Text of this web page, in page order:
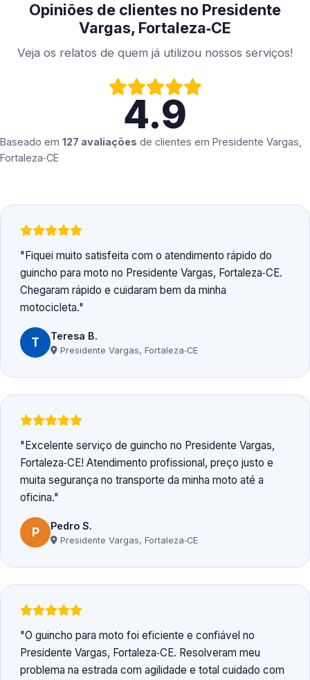
Opiniões de clientes no Presidente
Vargas, Fortaleza‑CE
Veja os relatos de quem já utilizou nossos serviços!
4.9
Baseado em 127 avaliações de clientes em Presidente Vargas,
Fortaleza‑CE
Fiquei muito satisfeita com o atendimento rápido do
guincho para moto no Presidente Vargas, Fortaleza‑CE.
Chegaram rápido e cuidaram bem da minha
motocicleta.
T Teresa B.
Presidente Vargas, Fortaleza‑CE
Excelente serviço de guincho no Presidente Vargas,
Fortaleza‑CE! Atendimento profissional, preço justo e
muita segurança no transporte da minha moto até a
oficina.
P Pedro S.
Presidente Vargas, Fortaleza‑CE
O guincho para moto foi eficiente e confiável no
Presidente Vargas, Fortaleza‑CE. Resolveram meu
problema na estrada com agilidade e total cuidado com